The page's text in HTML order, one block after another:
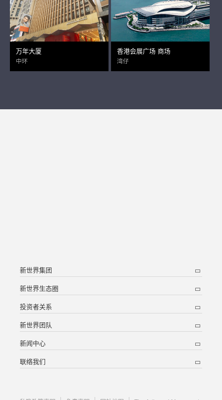
万年大厦
中环
香港会展广场 商场
湾仔
新世界集团
新世界生态圈
投资者关系
新世界团队
新闻中心
联络我们